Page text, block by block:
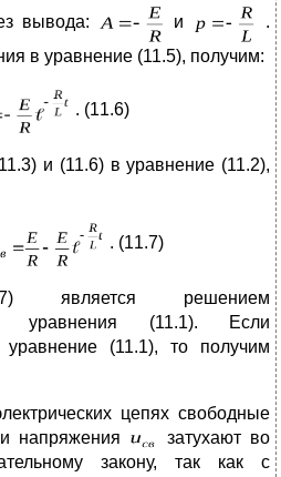
вывода:
и
.
в уравнение (11.5), получим:
. (11.6)
и (11.6) в уравнение (11.2),
. (11.7)
является решением
уравнения (11.1). Если
уравнение (11.1), то получим
цепях свободные
напряжения
затухают во
закону, так как с